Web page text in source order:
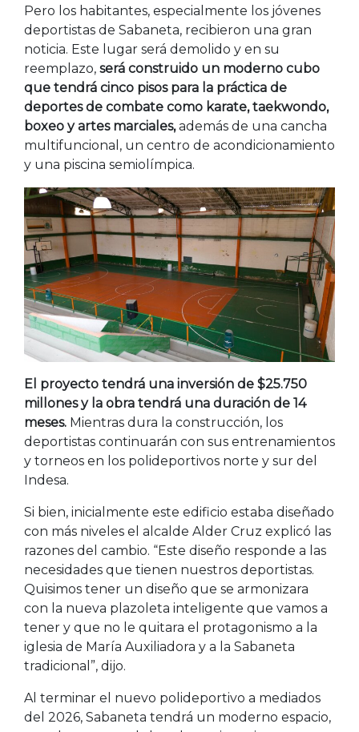
Pero los habitantes, especialmente los jóvenes
deportistas de Sabaneta, recibieron una gran
noticia. Este lugar será demolido y en su
reemplazo, será construido un moderno cubo
que tendrá cinco pisos para la práctica de
deportes de combate como karate, taekwondo,
boxeo y artes marciales,además de una cancha
multifuncional, un centro de acondicionamiento
y una piscina semiolímpica.
El proyecto tendrá una inversión de $25.750
millones y la obra tendrá una duración de 14
meses. Mientras dura la construcción, los
deportistas continuarán con sus entrenamientos
y torneos en los polideportivos norte y sur del
Indesa.
Si bien, inicialmente este edificio estaba diseñado
con más niveles el alcalde Alder Cruz explicó las
razones del cambio. “Este diseño responde a las
necesidades que tienen nuestros deportistas.
Quisimos tener un diseño que se armonizara
con la nueva plazoleta inteligente que vamos a
tener y que no le quitara el protagonismo a la
iglesia de María Auxiliadora y a la Sabaneta
tradicional”, dijo.
Al terminar el nuevo polideportivo a mediados
del 2026, Sabaneta tendrá un moderno espacio,